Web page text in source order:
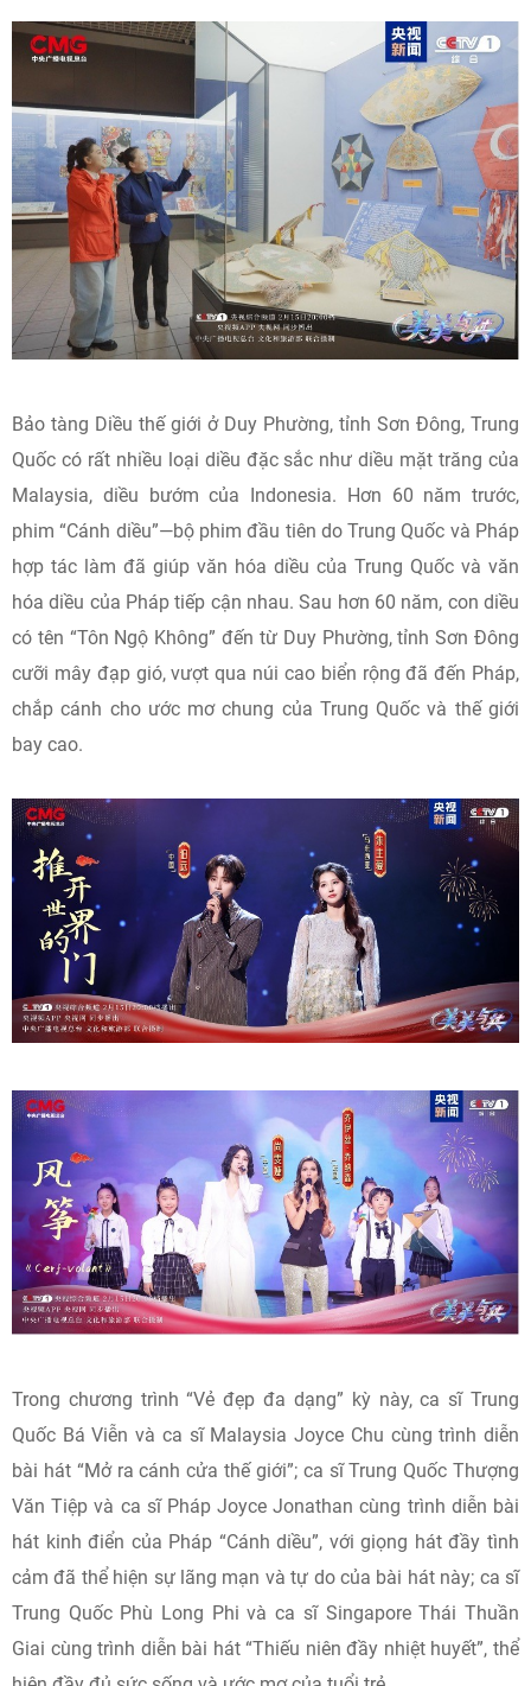
Bảo tàng Diều thế giới ở Duy Phường, tỉnh Sơn Đông, Trung
Quốc có rất nhiều loại diều đặc sắc như diều mặt trăng của
Malaysia, diều bướm của Indonesia. Hơn 60 năm trước,
phim “Cánh diều”—bộ phim đầu tiên do Trung Quốc và Pháp
hợp tác làm đã giúp văn hóa diều của Trung Quốc và văn
hóa diều của Pháp tiếp cận nhau. Sau hơn 60 năm, con diều
có tên “Tôn Ngộ Không” đến từ Duy Phường, tỉnh Sơn Đông
cưỡi mây đạp gió, vượt qua núi cao biển rộng đã đến Pháp,
chắp cánh cho ước mơ chung của Trung Quốc và thế giới
bay cao.
Trong chương trình “Vẻ đẹp đa dạng” kỳ này, ca sĩ Trung
Quốc Bá Viễn và ca sĩ Malaysia Joyce Chu cùng trình diễn
bài hát “Mở ra cánh cửa thế giới”; ca sĩ Trung Quốc Thượng
Văn Tiệp và ca sĩ Pháp Joyce Jonathan cùng trình diễn bài
hát kinh điển của Pháp “Cánh diều”, với giọng hát đầy tình
cảm đã thể hiện sự lãng mạn và tự do của bài hát này; ca sĩ
Trung Quốc Phù Long Phi và ca sĩ Singapore Thái Thuần
Giai cùng trình diễn bài hát “Thiếu niên đầy nhiệt huyết”, thể